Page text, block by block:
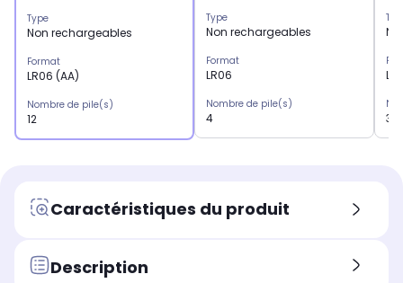
Type
Non rechargeables
Format
LR06 (AA)
Nombre de pile(s)
12
Type
Non rechargeables
Format
LR06
Nombre de pile(s)
4 32
Caractéristiques du produit
Description